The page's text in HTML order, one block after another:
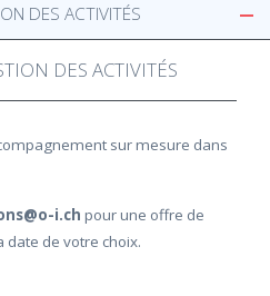
DES ACTIVITÉS
DES ACTIVITÉS
sur mesure dans
i.ch pour une offre de
de votre choix.